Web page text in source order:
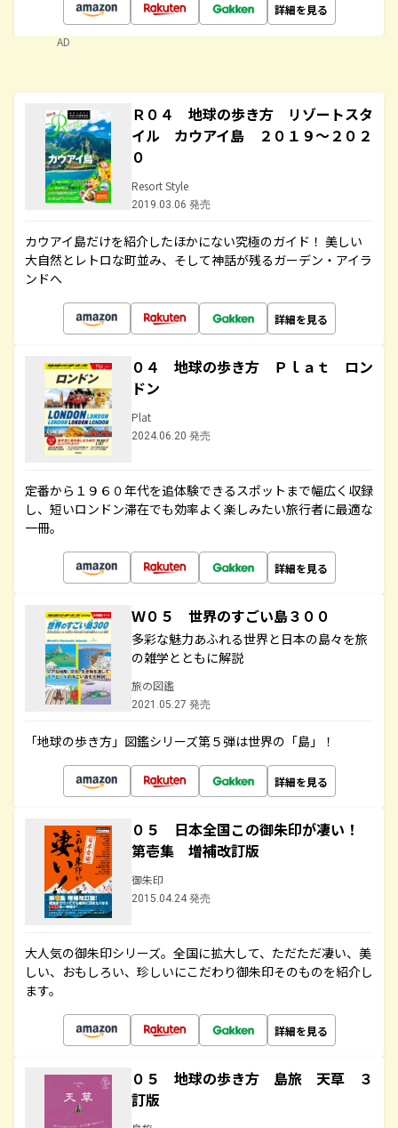
詳細を見る
AD
Ｒ０４ 地球の歩き方 リゾートスタ
イル カウアイ島 ２０１９～２０２
０
Resort Style
2019.03.06 発売
カウアイ島だけを紹介したほかにない究極のガイド！ 美しい
大自然とレトロな町並み、そして神話が残るガーデン・アイラ
ンドへ
詳細を見る
０４ 地球の歩き方 Ｐｌａｔ ロン
ドン
Plat
2024.06.20 発売
定番から１９６０年代を追体験できるスポットまで幅広く収録
し、短いロンドン滞在でも効率よく楽しみたい旅行者に最適な
一冊。
詳細を見る
Ｗ０５ 世界のすごい島３００
多彩な魅力あふれる世界と日本の島々を旅
の雑学とともに解説
旅の図鑑
2021.05.27 発売
「地球の歩き方」図鑑シリーズ第５弾は世界の「島」！
詳細を見る
０５ 日本全国この御朱印が凄い！
第壱集 増補改訂版
御朱印
2015.04.24 発売
大人気の御朱印シリーズ。全国に拡大して、ただただ凄い、美
しい、おもしろい、珍しいにこだわり御朱印そのものを紹介し
ます。
詳細を見る
０５ 地球の歩き方 島旅 天草 ３
訂版